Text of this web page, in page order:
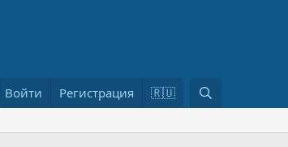
Войти Регистрация 🇷🇺
о